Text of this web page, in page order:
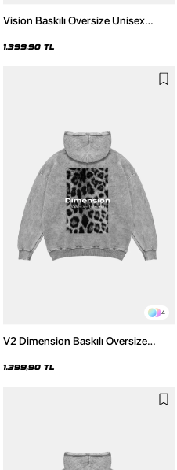
Vision Baskılı Oversize Unisex
1.399,90 TL
4
V2 Dimension Baskılı Oversize
Hoodie
1.399,90 TL